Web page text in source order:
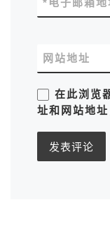
电子邮箱地
*
网站地址
在此浏览
址和网站地址